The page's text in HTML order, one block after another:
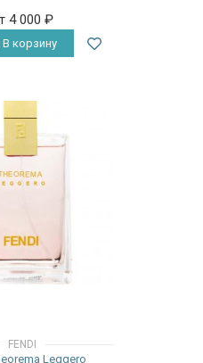
4 000 ₽
В корзину
FENDI
Leggero